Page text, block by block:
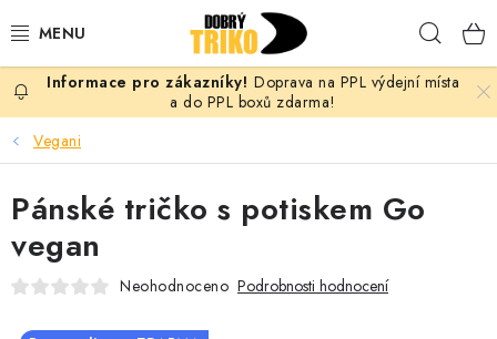
na
PRO ŽENY
PRO MUŽE
PRO DĚTI
DOPLŇKY
PRO PÁRY
Doprava na PPL výdejní místa
a do PPL boxů zdarma!
Vegani
Pánské tričko s potiskem Go
vegan
Neohodnoceno Podrobnosti hodnocení